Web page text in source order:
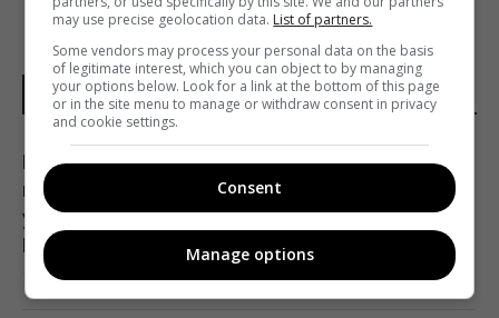
НОВИНИ УКРАЇНИ І СВІТУ
МОН, Музей Гончара та БФ "Коло"
підписали меморандум про розвиток
українських традицій в школах, - Гнат
Коробко
14:24 понеділок, 10 серпня 2026
may use precise geolocation data. List of partners.
Some vendors may process your personal data on the basis
of legitimate interest, which you can object to by managing
your options below. Look for a link at the bottom of this page
or in the site menu to manage or withdraw consent in privacy
and cookie settings.
Consent
Manage options